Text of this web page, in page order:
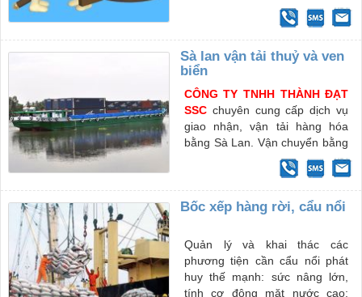
chúng tôi để được nhân viên tư
vấn hướng dẫn tốt nhất về các
vấn đề pháp luật mà bạn đang
quan tâm.
Sà lan vận tải thuỷ và ven
biển
CÔNG TY TNHH THÀNH ĐẠT
SSCchuyên cung cấp dịch vụ
giao nhận, vận tải hàng hóa
bằng Sà Lan. Vận chuyển bằng
phương tiện thủy không chỉ rút
ngắn khoảng cách địa lý, tiết
kiệm thời gian giao hàng mà
còn giảm cước phí vận tải (vận
đường sắt, đường hàng
không...), nâng cao khả năng
cạnh tranh hàng hóa cho Quý
khách, nhất là trong tình hình
Bốc xếp hàng rời, cẩu nổi
Quản lý và khai thác các
phương tiện cần cẩu nổi phát
huy thế mạnh: sức nâng lớn,
tính cơ động mặt nước cao;